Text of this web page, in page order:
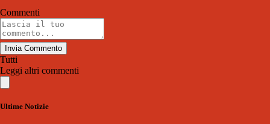
Commenti
Invia Commento
Tutti
Leggi altri commenti
Ultime Notizie